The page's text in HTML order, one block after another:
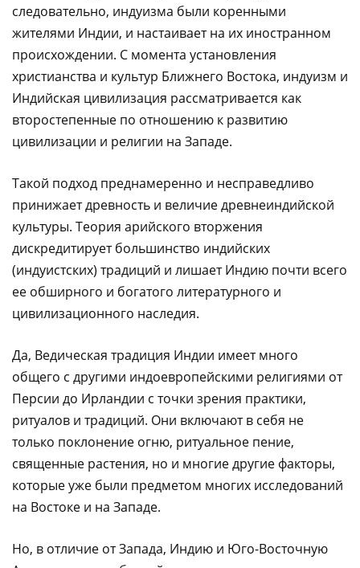
следовательно, индуизма были коренными
жителями Индии, и настаивает на их иностранном
происхождении. С момента установления
христианства и культур Ближнего Востока, индуизм и
Индийская цивилизация рассматривается как
второстепенные по отношению к развитию
цивилизации и религии на Западе.
Такой подход преднамеренно и несправедливо
принижает древность и величие древнеиндийской
культуры. Теория арийского вторжения
дискредитирует большинство индийских
(индуистских) традиций и лишает Индию почти всего
ее обширного и богатого литературного и
цивилизационного наследия.
Да, Ведическая традиция Индии имеет много
общего с другими индоевропейскими религиями от
Персии до Ирландии с точки зрения практики,
ритуалов и традиций. Они включают в себя не
только поклонение огню, ритуальное пение,
священные растения, но и многие другие факторы,
которые уже были предметом многих исследований
на Востоке и на Западе.
Но, в отличие от Запада, Индию и Юго-Восточную